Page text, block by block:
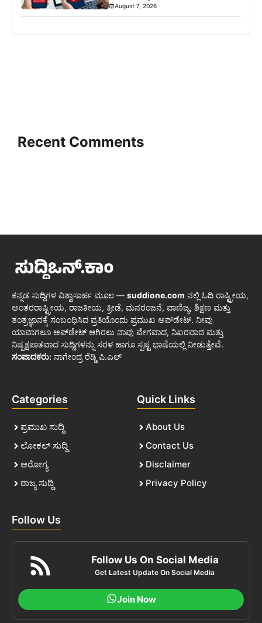
August 7, 2026
Recent Comments
ಕನ್ನಡ ಸುದ್ದಿಗಳ ವಿಶ್ವಾಸಾರ್ಹ ಮೂಲ — suddione.com ನಲ್ಲಿ ಓದಿ ರಾಷ್ಟ್ರೀಯ,
ಅಂತರರಾಷ್ಟ್ರೀಯ, ರಾಜಕೀಯ, ಕ್ರೀಡೆ, ಮನರಂಜನೆ, ವಾಣಿಜ್ಯ, ಶಿಕ್ಷಣ ಮತ್ತು
ತಂತ್ರಜ್ಞಾನಕ್ಕೆ ಸಂಬಂಧಿಸಿದ ಪ್ರತಿಯೊಂದು ಪ್ರಮುಖ ಅಪ್‌ಡೇಟ್. ನೀವು
ಯಾವಾಗಲೂ ಅಪ್‌ಡೇಟ್ ಆಗಿರಲು ನಾವು ವೇಗವಾದ, ನಿಖರವಾದ ಮತ್ತು
ನಿಷ್ಪಕ್ಷಪಾತವಾದ ಸುದ್ದಿಗಳನ್ನು ಸರಳ ಹಾಗೂ ಸ್ಪಷ್ಟ ಭಾಷೆಯಲ್ಲಿ ನೀಡುತ್ತೇವೆ.
ಸಂಪಾದಕರು: ನಾಗೇಂದ್ರ ರೆಡ್ಡಿ ಪಿ.ಎಲ್
Categories
ಪ್ರಮುಖ ಸುದ್ದಿ
ಲೋಕಲ್ ಸುದ್ದಿ
ಆರೋಗ್ಯ
ರಾಜ್ಯ ಸುದ್ದಿ
Quick Links
About Us
Contact Us
Disclaimer
Privacy Policy
Follow Us
Follow Us On Social Media
Get Latest Update On Social Media
Join Now